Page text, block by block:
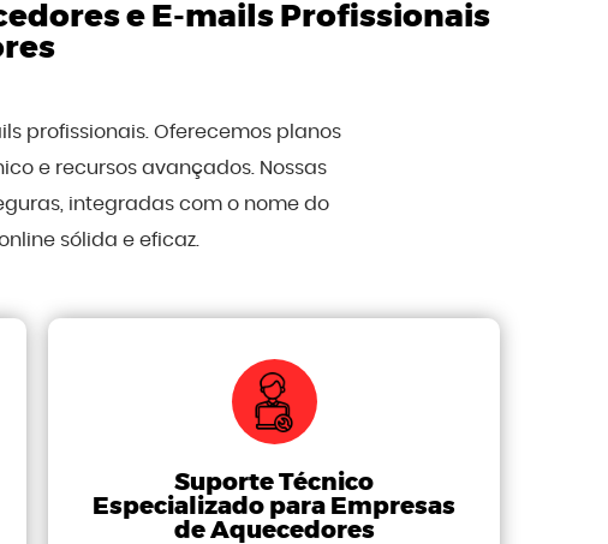
e E-mails Profissionais
profissionais. Oferecemos planos
e recursos avançados. Nossas
integradas com o nome do
sólida e eficaz.
Suporte Técnico
Especializado para Empresas
de Aquecedores